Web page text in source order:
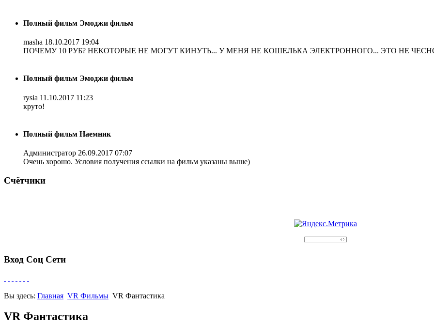
Полный фильм Эмоджи фильм
masha 18.10.2017 19:04
ПОЧЕМУ 10 РУБ? НЕКОТОРЫЕ НЕ МОГУТ КИНУТЬ... У МЕНЯ НЕ КОШЕЛЬКА ЭЛЕКТРОННОГО... ЭТО НЕ
Полный фильм Эмоджи фильм
rysia 11.10.2017 11:23
круто!
Полный фильм Наемник
Администратор 26.09.2017 07:07
Очень хорошо. Условия получения ссылки на фильм указаны выше)
Счётчики
Вход Соц Сети
Вы здесь: Главная VR Фильмы VR Фантастика
VR Фантастика